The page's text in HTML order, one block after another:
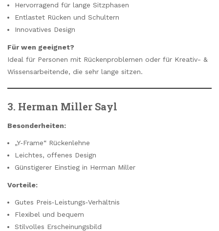
Hervorragend für lange Sitzphasen
Entlastet Rücken und Schultern
Innovatives Design
Für wen geeignet?
Ideal für Personen mit Rückenproblemen oder für Kreativ- &
Wissensarbeitende, die sehr lange sitzen.
3. Herman Miller Sayl
Besonderheiten:
„Y‑Frame“ Rückenlehne
Leichtes, offenes Design
Günstigerer Einstieg in Herman Miller
Vorteile:
Gutes Preis‑Leistungs‑Verhältnis
Flexibel und bequem
Stilvolles Erscheinungsbild